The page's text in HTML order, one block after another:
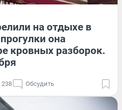
на отдыхе в
она
кровных разборок.
238 Обсудить